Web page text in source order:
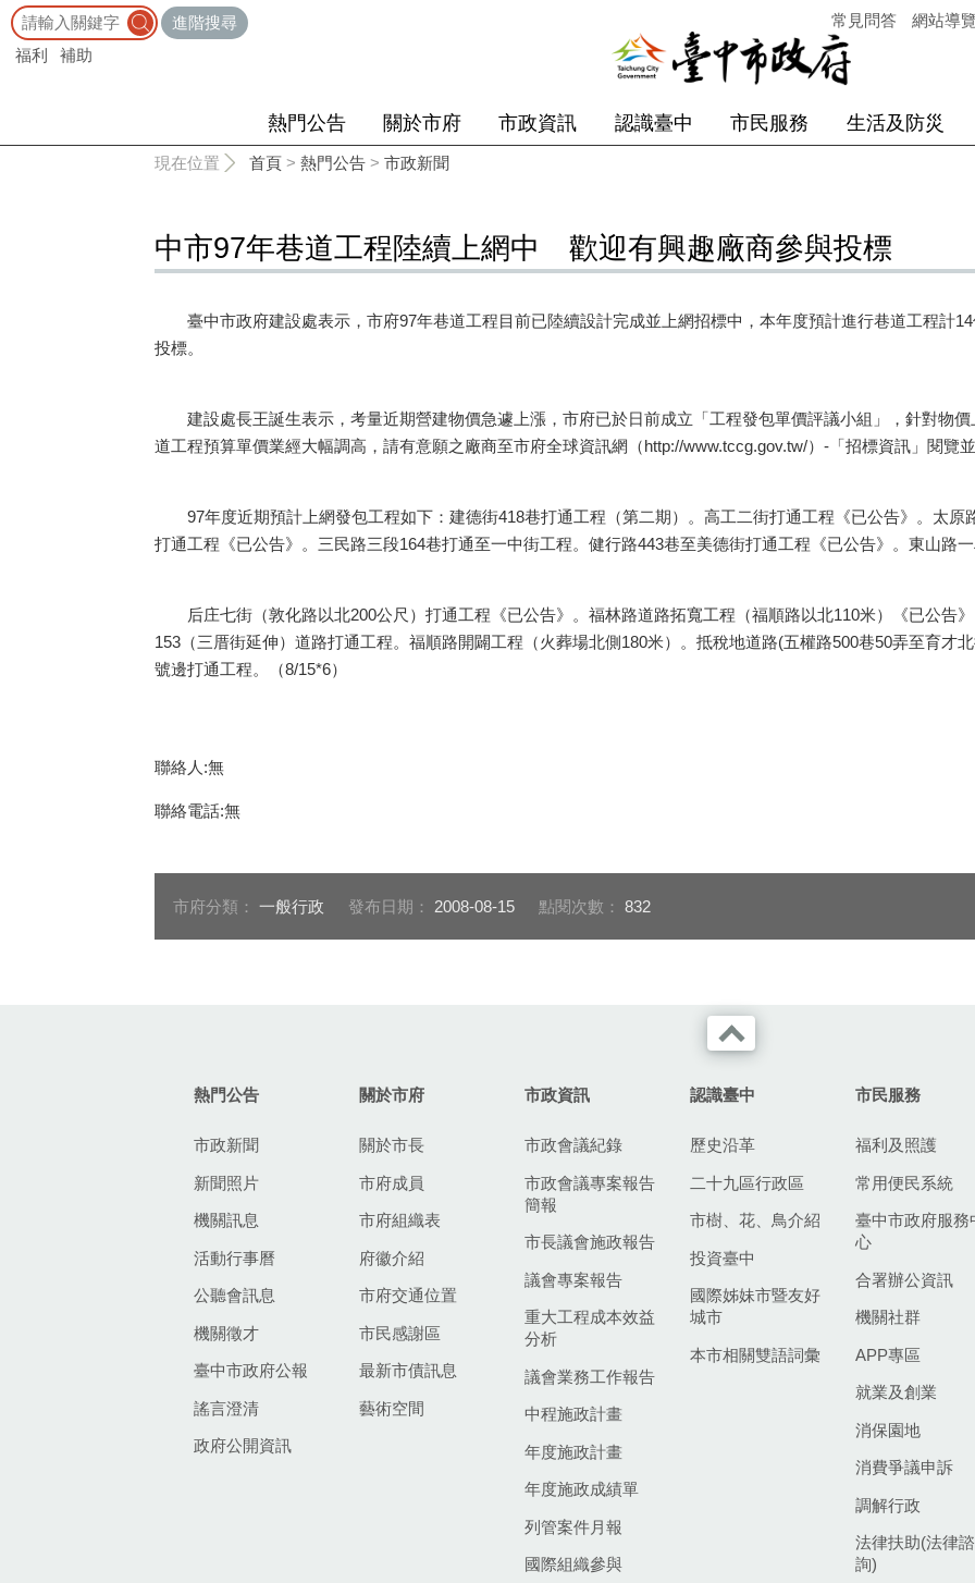
進階搜尋
福利
補助
常見問答 網站導
熱門公告 關於市府 市政資訊 認識臺中 市民服務 生活及防災
現在位置 首頁 > 熱門公告 > 市政新聞
中市97年巷道工程陸續上網中 歡迎有興趣廠商參與投標
臺中市政府建設處表示，市府97年巷道工程目前已陸續設計完成並上網招標中，本年度預計進行巷道工程計
投標。
建設處長王誕生表示，考量近期營建物價急遽上漲，市府已於日前成立「工程發包單價評議小組」，針對物價
道工程預算單價業經大幅調高，請有意願之廠商至市府全球資訊網（http://www.tccg.gov.tw/）-「招標資訊」閱覽
97年度近期預計上網發包工程如下：建德街418巷打通工程（第二期）。高工二街打通工程《已公告》。太原
打通工程《已公告》。三民路三段164巷打通至一中街工程。健行路443巷至美德街打通工程《已公告》。東山路
后庄七街（敦化路以北200公尺）打通工程《已公告》。福林路道路拓寬工程（福順路以北110米）《已公告
153（三厝街延伸）道路打通工程。福順路開闢工程（火葬場北側180米）。抵稅地道路(五權路500巷50弄至育才
號邊打通工程。（8/15*6）
聯絡人:無
聯絡電話:無
市府分類： 一般行政 發布日期： 2008-08-15 點閱次數： 832
熱門公告
市政新聞
新聞照片
機關訊息
活動行事曆
公聽會訊息
機關徵才
臺中市政府公報
謠言澄清
政府公開資訊
關於市府
關於市長
市府成員
市府組織表
府徽介紹
市府交通位置
市民感謝區
最新市債訊息
藝術空間
市政資訊
市政會議紀錄
市政會議專案報告
簡報
市長議會施政報告
議會專案報告
重大工程成本效益
分析
議會業務工作報告
中程施政計畫
年度施政計畫
年度施政成績單
列管案件月報
國際組織參與
認識臺中
歷史沿革
二十九區行政區
市樹、花、鳥介紹
投資臺中
國際姊妹市暨友好
城市
本市相關雙語詞彙
市民服務
福利及照護
常用便民系統
臺中市政府服務
心
合署辦公資訊
機關社群
APP專區
就業及創業
消保園地
消費爭議申訴
調解行政
法律扶助(法律諮
詢)